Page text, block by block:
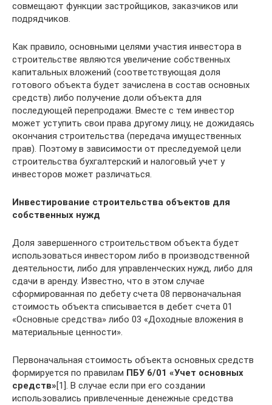
совмещают функции застройщиков, заказчиков или
подрядчиков.
Как правило, основными целями участия инвестора в
строительстве являются увеличение собственных
капитальных вложений (соответствующая доля
готового объекта будет зачислена в состав основных
средств) либо получение доли объекта для
последующей перепродажи. Вместе с тем инвестор
может уступить свои права другому лицу, не дожидаясь
окончания строительства (передача имущественных
прав). Поэтому в зависимости от преследуемой цели
строительства бухгалтерский и налоговый учет у
инвесторов может различаться.
Инвестирование строительства объектов для
собственных нужд
Доля завершенного строительством объекта будет
использоваться инвестором либо в производственной
деятельности, либо для управленческих нужд, либо для
сдачи в аренду. Известно, что в этом случае
сформированная по дебету счета 08 первоначальная
стоимость объекта списывается в дебет счета 01
«Основные средства» либо 03 «Доходные вложения в
материальные ценности».
Первоначальная стоимость объекта основных средств
формируется по правилам ПБУ 6/01 «Учет основных
средств»[1]. В случае если при его создании
использовались привлеченные денежные средства